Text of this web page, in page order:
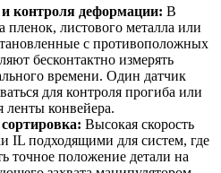
контроля деформации: В
пленок, листового металла или
с противоположных
бесконтактно измерять
времени. Один датчик
для контроля прогиба или
конвейера.
Высокая скорость
IL подходящими для систем, где
точное положение детали на